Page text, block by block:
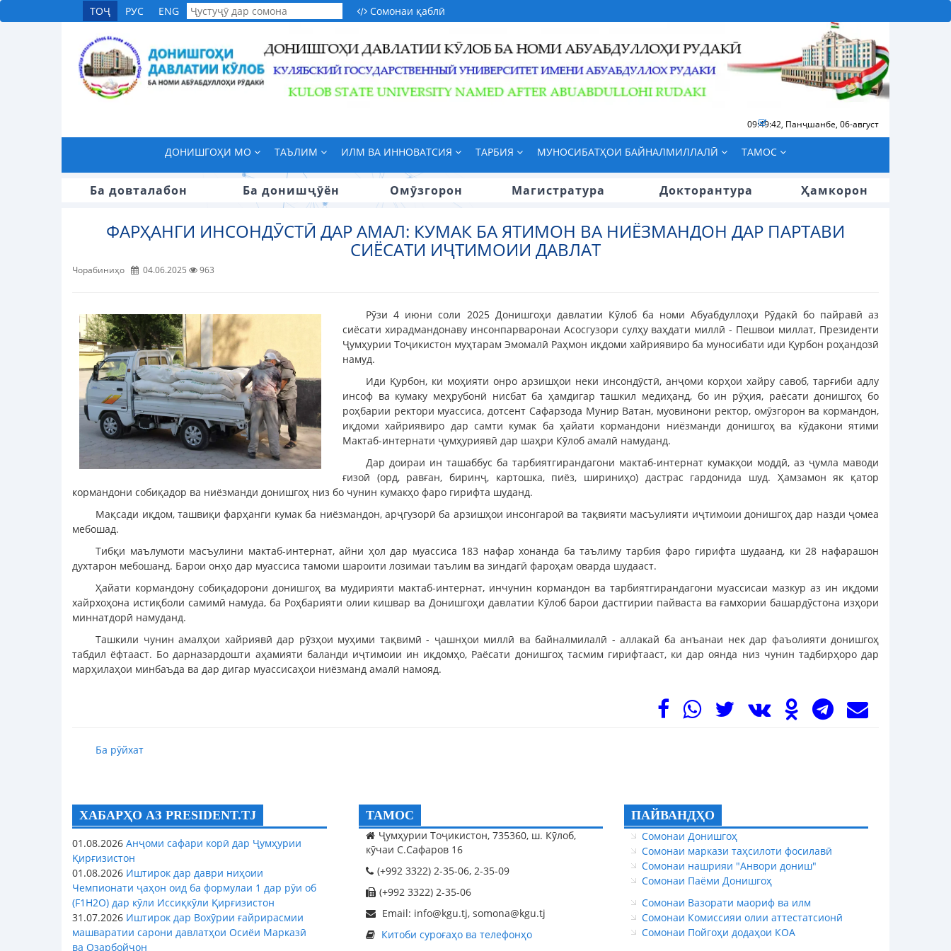
ТОҶ РУС ENG Сомонаи қаблӣ
09:49:42, Панҷшанбе, 06-август
ДОНИШГОҲИ МО ТАЪЛИМ ИЛМ ВА ИННОВАТСИЯ ТАРБИЯ МУНОСИБАТҲОИ БАЙНАЛМИЛЛАЛӢ ТАМОС
Ба довталабон Ба донишҷӯён Омӯзгорон Магистратура Докторантура Ҳамкорон
ФАРҲАНГИ ИНСОНДӮСТӢ ДАР АМАЛ: КУМАК БА ЯТИМОН ВА НИЁЗМАНДОН ДАР ПАРТАВИ
СИЁСАТИ ИҶТИМОИИ ДАВЛАТ
Чорабиниҳо 04.06.2025 963
Рӯзи 4 июни соли 2025 Донишгоҳи давлатии Кӯлоб ба номи Абуабдуллоҳи Рӯдакӣ бо пайравӣ аз
сиёсати хирадмандонаву инсонпарваронаи Асосгузори сулҳу ваҳдати миллӣ - Пешвои миллат, Президенти
Ҷумҳурии Тоҷикистон муҳтарам Эмомалӣ Раҳмон иқдоми хайриявиро ба муносибати иди Қурбон роҳандозӣ
намуд.
Иди Қурбон, ки моҳияти онро арзишҳои неки инсондӯстӣ, анҷоми корҳои хайру савоб, тарғиби адлу
инсоф ва кумаку меҳрубонӣ нисбат ба ҳамдигар ташкил медиҳанд, бо ин рӯҳия, раёсати донишгоҳ бо
роҳбарии ректори муассиса, дотсент Сафарзода Мунир Ватан, муовинони ректор, омӯзгорон ва кормандон,
иқдоми хайриявиро дар самти кумак ба ҳайати кормандони ниёзманди донишгоҳ ва кӯдакони ятими
Мактаб-интернати ҷумҳуриявӣ дар шаҳри Кӯлоб амалӣ намуданд.
Дар доираи ин ташаббус ба тарбиятгирандагони мактаб-интернат кумакҳои моддӣ, аз ҷумла маводи
ғизоӣ (орд, равған, биринҷ, картошка, пиёз, шириниҳо) дастрас гардонида шуд. Ҳамзамон як қатор
кормандони собиқадор ва ниёзманди донишгоҳ низ бо чунин кумакҳо фаро гирифта шуданд.
Мақсади иқдом, ташвиқи фарҳанги кумак ба ниёзмандон, арҷгузорӣ ба арзишҳои инсонгароӣ ва тақвияти масъулияти иҷтимоии донишгоҳ дар назди ҷомеа
мебошад.
Тибқи маълумоти масъулини мактаб-интернат, айни ҳол дар муассиса 183 нафар хонанда ба таълиму тарбия фаро гирифта шудаанд, ки 28 нафарашон
духтарон мебошанд. Барои онҳо дар муассиса тамоми шароити лозимаи таълим ва зиндагӣ фароҳам оварда шудааст.
Ҳайати кормандону собиқадорони донишгоҳ ва мудирияти мактаб-интернат, инчунин кормандон ва тарбиятгирандагони муассисаи мазкур аз ин иқдоми
хайрхоҳона истиқболи самимӣ намуда, ба Роҳбарияти олии кишвар ва Донишгоҳи давлатии Кӯлоб барои дастгирии пайваста ва ғамхории башардӯстона изҳори
миннатдорӣ намуданд.
Ташкили чунин амалҳои хайриявӣ дар рӯзҳои муҳими тақвимӣ - ҷашнҳои миллӣ ва байналмилалӣ - аллакай ба анъанаи нек дар фаъолияти донишгоҳ
табдил ёфтааст. Бо дарназардошти аҳамияти баланди иҷтимоии ин иқдомҳо, Раёсати донишгоҳ тасмим гирифтааст, ки дар оянда низ чунин тадбирҳоро дар
марҳилаҳои минбаъда ва дар дигар муассисаҳои ниёзманд амалӣ намояд.
Ба рӯйхат
ХАБАРҲО АЗ PRESIDENT.TJ
01.08.2026 Анҷоми сафари корӣ дар Ҷумҳурии
Қирғизистон
01.08.2026 Иштирок дар даври ниҳоии
Чемпионати ҷаҳон оид ба формулаи 1 дар рӯи об
(F1H2O) дар кӯли Иссиқкӯли Қирғизистон
31.07.2026 Иштирок дар Вохӯрии ғайрирасмии
машваратии сарони давлатҳои Осиёи Марказӣ
ва Озарбойҷон
ТАМОС
Ҷумҳурии Тоҷикистон, 735360, ш. Кӯлоб,
кӯчаи С.Сафаров 16
(+992 3322) 2-35-06, 2-35-09
(+992 3322) 2-35-06
Email: info@kgu.tj, somona@kgu.tj
Китоби суроғаҳо ва телефонҳо
ПАЙВАНДҲО
Сомонаи Донишгоҳ
Сомонаи маркази таҳсилоти фосилавӣ
Сомонаи нашрияи "Анвори дониш"
Сомонаи Паёми Донишгоҳ
Сомонаи Вазорати маориф ва илм
Сомонаи Комиссияи олии аттестатсионӣ
Сомонаи Пойгоҳи додаҳои КОА